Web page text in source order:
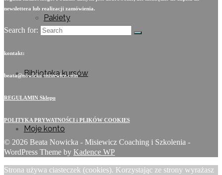
Pakiety
Biblioteka kursów
Moje konto
newslettera lub realizacji zamówienia.
Search for:
kontakt:
beata@nowicka-misiewicz.com
REGULAMIN Sklepu
POLITYKA PRYWATNOŚCI i PLIKÓW COOKIES
© 2026 Beata Nowicka - Misiewicz Coaching i Szkolenia -
WordPress Theme by Kadence WP
Strona używa ciasteczek (cookies). Korzystając ze strony wyrażasz